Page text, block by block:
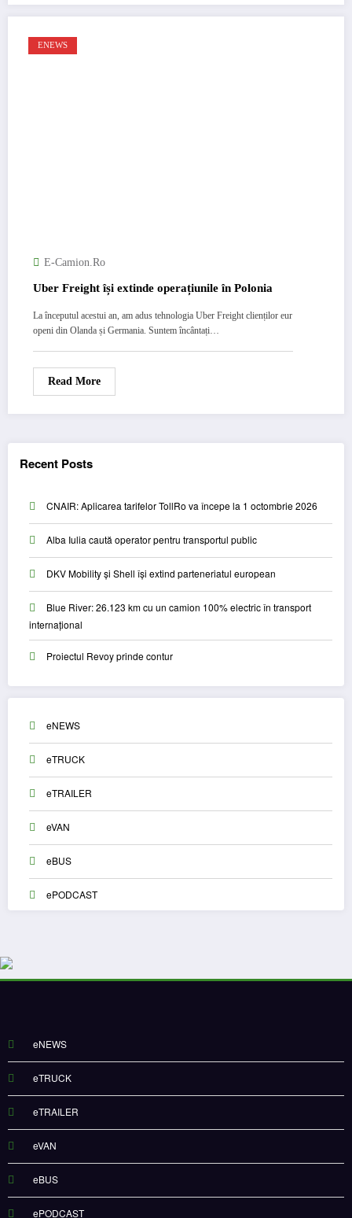
ENEWS
E-Camion.ro
Uber Freight își extinde operațiunile în Polonia
La începutul acestui an, am adus tehnologia Uber Freight clienților eur
openi din Olanda și Germania. Suntem încântați…
Read More
Recent Posts
CNAIR: Aplicarea tarifelor TollRo va începe la 1 octombrie 2026
Alba Iulia caută operator pentru transportul public
DKV Mobility și Shell își extind parteneriatul european
Blue River: 26.123 km cu un camion 100% electric în transport
internațional
Proiectul Revoy prinde contur
eNEWS
eTRUCK
eTRAILER
eVAN
eBUS
ePODCAST
eNEWS
eTRUCK
eTRAILER
eVAN
eBUS
ePODCAST